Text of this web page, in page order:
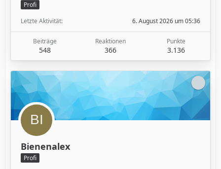
Profi
Letzte Aktivität
6. August 2026 um 05:36
Beiträge
548
Reaktionen
366
Punkte
3.136
Bienenalex
Profi